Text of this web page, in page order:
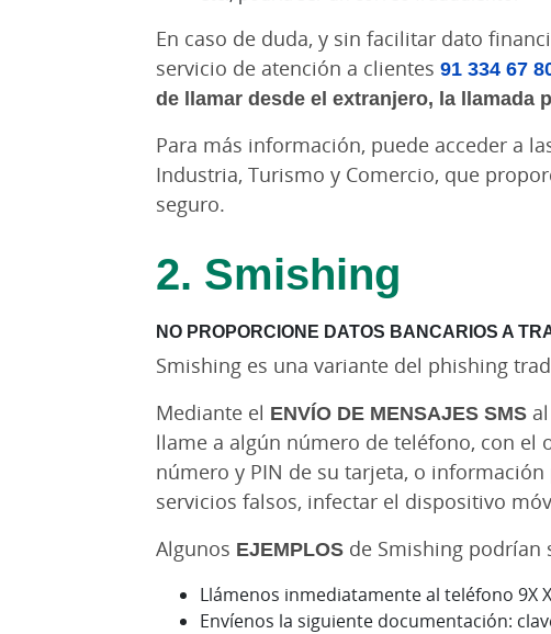
En caso de duda, y sin facilitar dato
servicio de atención a clientes 91 334 67
de llamar desde el extranjero, la llamada
Para más información, puede acceder a
Industria, Turismo y Comercio, que
seguro.
2. Smishing
NO PROPORCIONE DATOS BANCARIOS A
Smishing es una variante del phishing
Mediante el ENVÍO DE MENSAJES SMS
llame a algún número de teléfono, con el
número y PIN de su tarjeta, o
servicios falsos, infectar el dispositivo
Algunos EJEMPLOS de Smishing podrían
Llámenos inmediatamente al teléfono 9X
Envíenos la siguiente documentación: